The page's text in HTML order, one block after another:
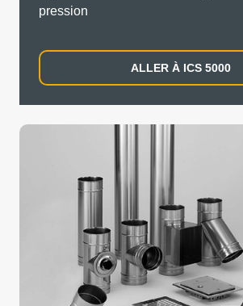
pression
ALLER À ICS 5000